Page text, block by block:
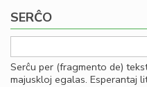
SERĈO
Serĉu per (fragmento de)
majuskloj egalas. Esperantaj